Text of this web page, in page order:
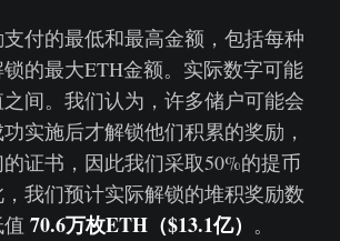
付的最低和最高金额，包括每种
的最大ETH金额。实际数字可能
间。我们认为，许多储户可能会
实施后才解锁他们积累的奖励，
证书，因此我们采取50%的提币
我们预计实际解锁的堆积奖励数
70.6万枚ETH（$13.1亿） 。